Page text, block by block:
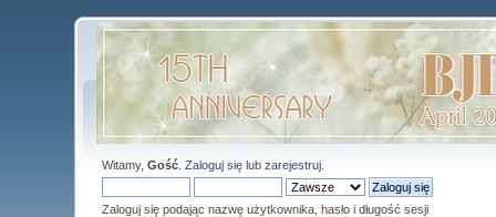
Witamy,Gość .Zaloguj się lubzarejestruj
Zaloguj się podając nazwę użytkownika, hasło i długość sesji